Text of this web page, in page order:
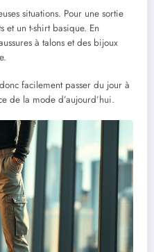
situations. Pour une sortie
et un t-shirt basique. En
à talons et des bijoux
facilement passer du jour à
de la mode d’aujourd’hui.